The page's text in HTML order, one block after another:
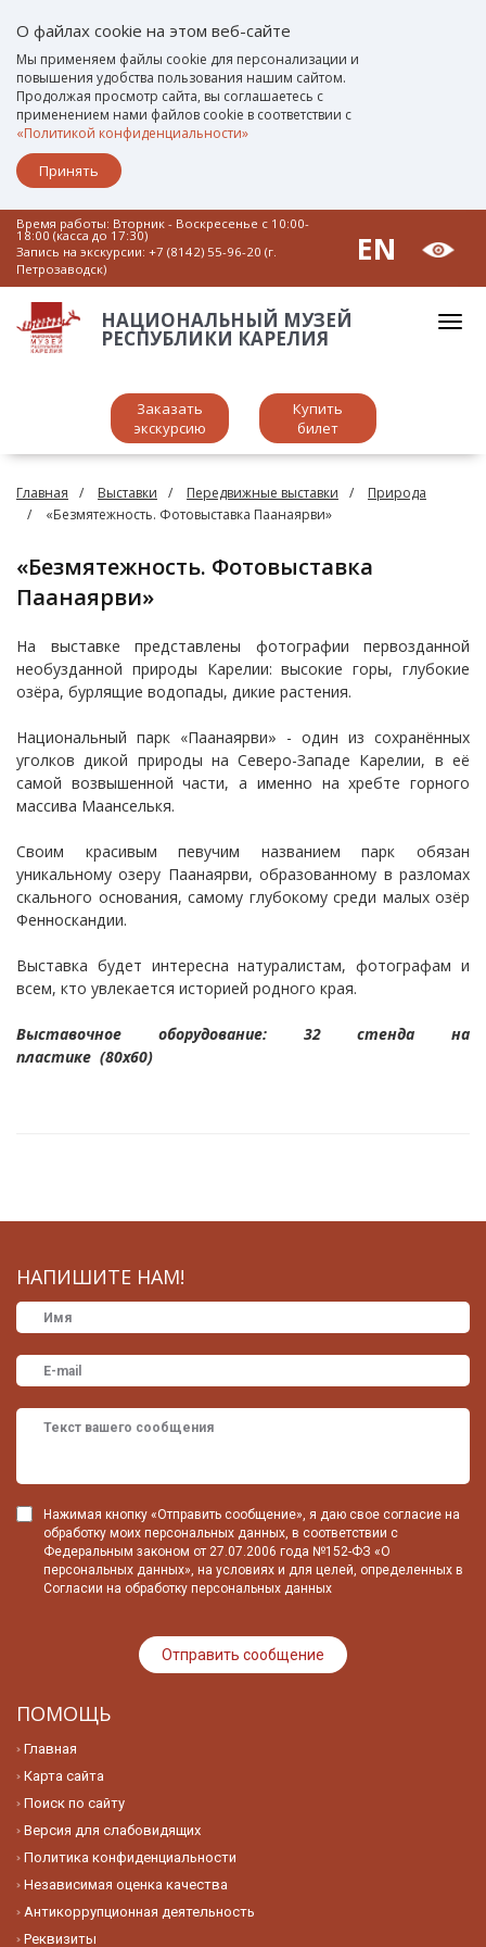
О файлах cookie на этом веб-сайте
Мы применяем файлы cookie для персонализации и
повышения удобства пользования нашим сайтом.
Продолжая просмотр сайта, вы соглашаетесь с
применением нами файлов cookie в соответствии с
«Политикой конфиденциальности»
Принять
Время работы: Вторник - Воскресенье c 10:00-
18:00 (касса до 17:30)
Запись на экскурсии: +7 (8142) 55-96-20 (г.
Петрозаводск)
EN
НАЦИОНАЛЬНЫЙ МУЗЕЙ
РЕСПУБЛИКИ КАРЕЛИЯ
Заказать
экскурсию
Купить
билет
Главная Выставки Передвижные выставки
Природа
«Безмятежность. Фотовыставка Паанаярви»
«Безмятежность. Фотовыставка
Паанаярви»
На выставке представлены фотографии первозданной
необузданной природы Карелии: высокие горы, глубокие
озёра, бурлящие водопады, дикие растения.
Национальный парк «Паанаярви» - один из сохранённых
уголков дикой природы на Северо-Западе Карелии, в её
самой возвышенной части, а именно на хребте горного
массива Маанселькя.
Своим красивым певучим названием парк обязан
уникальному озеру Паанаярви, образованному в разломах
скального основания, самому глубокому среди малых озёр
Фенноскандии.
Выставка будет интересна натуралистам, фотографам и
всем, кто увлекается историей родного края.
Выставочное оборудование: 32 стенда на
пластике (80х60)
НАПИШИТЕ НАМ!
Нажимая кнопку «Отправить сообщение», я даю свое согласие на
обработку моих персональных данных, в соответствии с
Федеральным законом от 27.07.2006 года №152-ФЗ «О
персональных данных», на условиях и для целей, определенных в
Согласии на обработку персональных данных
ПОМОЩЬ
Главная
Карта сайта
Поиск по сайту
Версия для слабовидящих
Политика конфиденциальности
Независимая оценка качества
Антикоррупционная деятельность
Реквизиты